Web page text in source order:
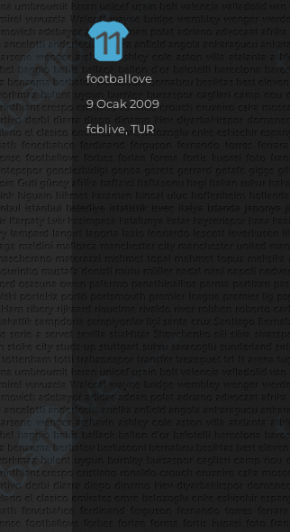
Yazar
footballove
Yayın
tarihi
9 Ocak 2009
Kategoriler
fcblive,TUR